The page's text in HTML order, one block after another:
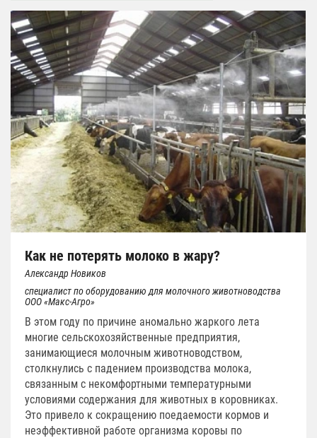
Как не потерять молоко в жару?
Александр Новиков
специалист по оборудованию для молочного животноводства
ООО «Макс-Агро»
В этом году по причине аномально жаркого лета
многие сельскохозяйственные предприятия,
занимающиеся молочным животноводством,
столкнулись с падением производства молока,
связанным с некомфортными температурными
условиями содержания для животных в коровниках.
Это привело к сокращению поедаемости кормов и
неэффективной работе организма коровы по